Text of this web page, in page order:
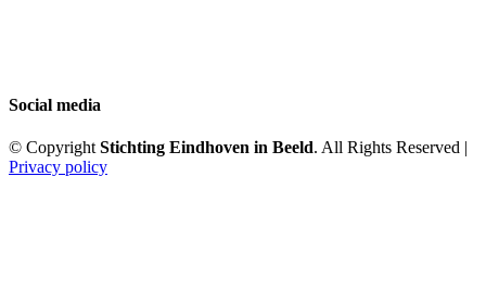
Social media
© Copyright Stichting Eindhoven in Beeld. All Rights Reserved |
Privacy policy